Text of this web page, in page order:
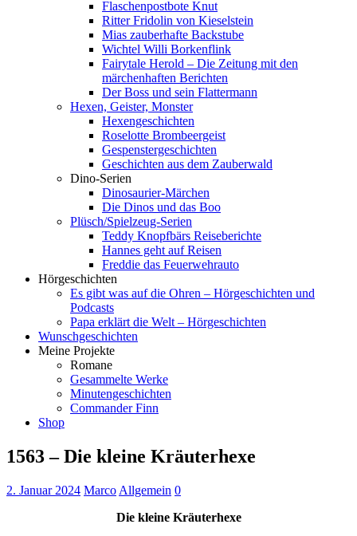
Flaschenpostbote Knut
Ritter Fridolin von Kieselstein
Mias zauberhafte Backstube
Wichtel Willi Borkenflink
Fairytale Herold – Die Zeitung mit den
märchenhaften Berichten
Der Boss und sein Flattermann
Hexen, Geister, Monster
Hexengeschichten
Roselotte Brombeergeist
Gespenstergeschichten
Geschichten aus dem Zauberwald
Dino-Serien
Dinosaurier-Märchen
Die Dinos und das Boo
Plüsch/Spielzeug-Serien
Teddy Knopfbärs Reiseberichte
Hannes geht auf Reisen
Freddie das Feuerwehrauto
Hörgeschichten
Es gibt was auf die Ohren – Hörgeschichten und
Podcasts
Papa erklärt die Welt – Hörgeschichten
Wunschgeschichten
Meine Projekte
Romane
Gesammelte Werke
Minutengeschichten
Commander Finn
Shop
1563 – Die kleine Kräuterhexe
2. Januar 2024 Marco Allgemein 0
Die kleine Kräuterhexe